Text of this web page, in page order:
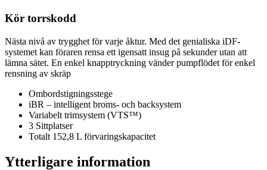
Kör torrskodd
Nästa nivå av trygghet för varje åktur. Med det genialiska iDF-
systemet kan föraren rensa ett igensatt insug på sekunder utan att
lämna sätet. En enkel knapptryckning vänder pumpflödet för enkel
rensning av skräp
Ombordstigningsstege
iBR – intelligent broms- och backsystem
Variabelt trimsystem (VTS™)
3 Sittplatser
Totalt 152,8 L förvaringskapacitet
Ytterligare information